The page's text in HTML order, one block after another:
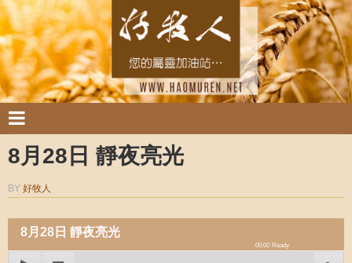
8月28日 靜夜亮光
BY 好牧人
8月28日 靜夜亮光
00:00 Ready